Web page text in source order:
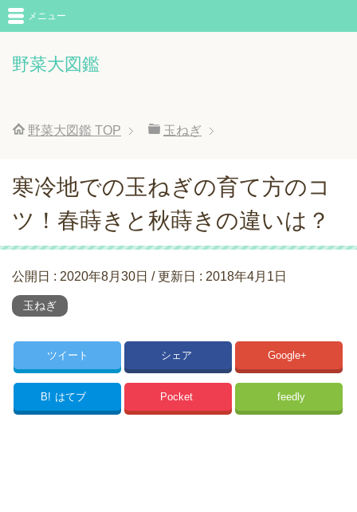
野菜大図鑑
メニュー
野菜大図鑑 TOP 玉ねぎ
寒冷地での玉ねぎの育て方のコ
ツ！春蒔きと秋蒔きの違いは？
公開日 : 2020年8月30日 / 更新日 : 2018年4月1日
玉ねぎ
ツイート シェア Google+
B! はてブ Pocket feedly